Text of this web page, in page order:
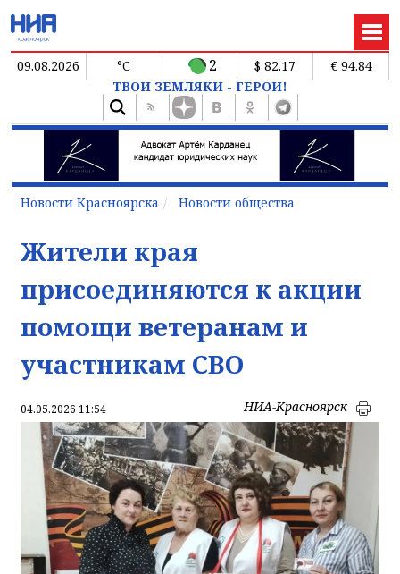
09.08.2026 °C 2 $ 82.17
€ 94.84
ТВОИ ЗЕМЛЯКИ - ГЕРОИ!
Новости Красноярска Новости общества
Жители края
присоединяются к акции
помощи ветеранам и
участникам СВО
04.05.2026 11:54 НИА-Красноярск